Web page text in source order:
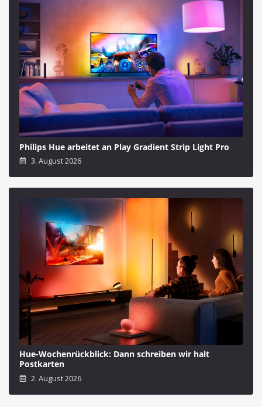
Philips Hue arbeitet an Play Gradient Strip Light Pro
3. August 2026
Hue-Wochenrückblick: Dann schreiben wir halt
Postkarten
2. August 2026